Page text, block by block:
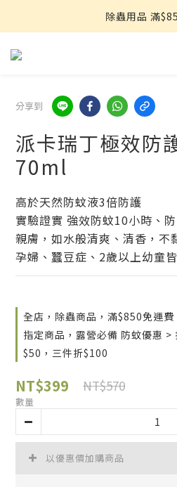
熱銷推薦⭐強效小
除蟲用品 滿
【限量搶】地板防蟲清
分享到
派卡瑞丁極效防
70ml
高於天然防蚊液3倍防護
實驗證實 強效防蚊10小時、
親膚，如水般清爽、清香，不
孕婦、蠶豆症、2歲以上幼童
全店，除蟲商品，滿$850免運費
指定商品，露營必備 防蚊優惠 >
$50，三件折$100
NT$399 NT$570
數量
以優惠價加購商品